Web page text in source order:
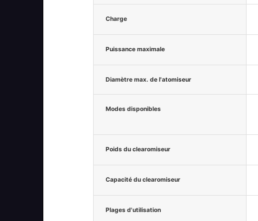
Charge
Puissance maximale
Diamètre max. de l'atomiseur
Modes disponibles
Poids du clearomiseur
Capacité du clearomiseur
Plages d'utilisation